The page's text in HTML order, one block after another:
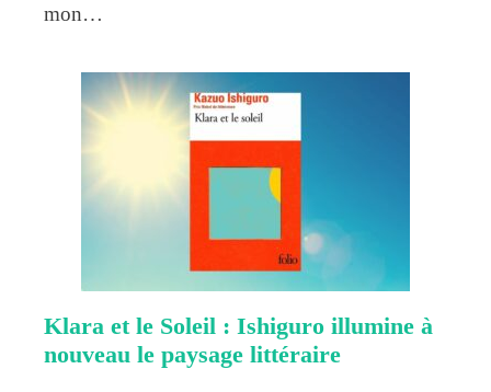
mon…
Klara et le Soleil : Ishiguro illumine à
nouveau le paysage littéraire